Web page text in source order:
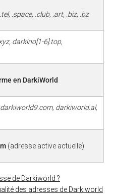
.space, .club, .art, .biz, .bz
darkino[1-6].top,
en DarkiWorld
darkiworld.al,
(adresse active actuelle)
de Darkiworld ?
des adresses de Darkiworld